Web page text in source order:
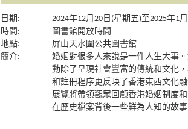
日期:
2024年12月20日(星期五)至2025年1
時間:
圖書館開放時間
地點:
屏山天水圍公共圖書館
簡介:
婚姻對很多人來說是一件人生大事
動除了呈現社會豐富的傳統和文化
和註冊程序更反映了香港東西文化
展覽將帶領觀眾回顧香港婚姻制度
在歷史檔案背後一些鮮為人知的故事